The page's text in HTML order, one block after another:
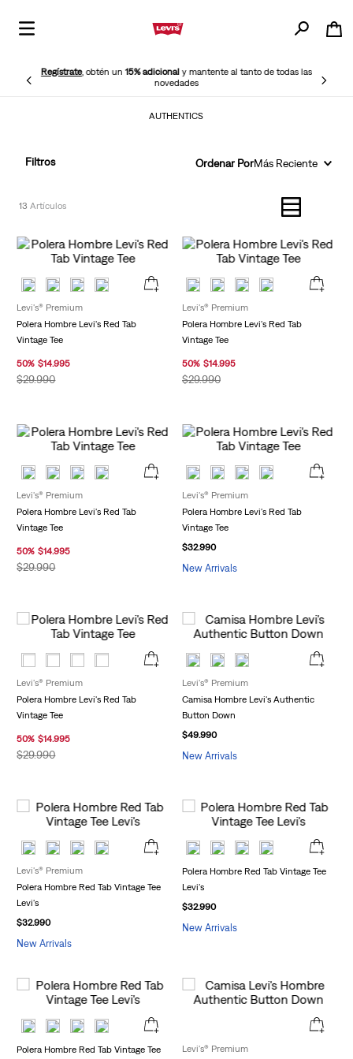
Regístrate, obtén un15% adicionaly mantente al tanto de todas las
novedades
AUTHENTICS
Filtros Ordenar PorMás Reciente
13
Levi's® Premium
Polera Hombre Levi's Red Tab
Vintage Tee
50% $14.995
$29.990
Levi's® Premium
Polera Hombre Levi's Red Tab
Vintage Tee
50% $14.995
$29.990
Levi's® Premium
Polera Hombre Levi's Red Tab
Vintage Tee
50% $14.995
$29.990
Levi's® Premium
Polera Hombre Levi's Red Tab
Vintage Tee
$32.990
New Arrivals
Levi's® Premium
Polera Hombre Levi's Red Tab
Vintage Tee
50% $14.995
$29.990
Levi's® Premium
Camisa Hombre Levi's Authentic
Button Down
$49.990
New Arrivals
Levi's® Premium
Polera Hombre Red Tab Vintage Tee
Levi's
$32.990
New Arrivals
Polera Hombre Red Tab Vintage Tee
Levi's
$32.990
New Arrivals
Polera Hombre Red Tab Vintage Tee
Levi's® Premium